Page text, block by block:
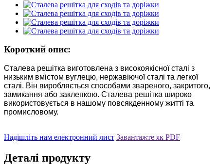
Короткий опис:
Сталева решітка виготовлена ​​з високоякісної сталі з
низьким вмістом вуглецю, нержавіючої сталі та легкої
сталі. Він виробляється способами звареного, закритого,
замикання або заклепкою. Сталева решітка широко
використовується в нашому повсякденному житті та
промисловому.
Надішліть нам електронний лист Завантажте як PDF
Деталі продукту